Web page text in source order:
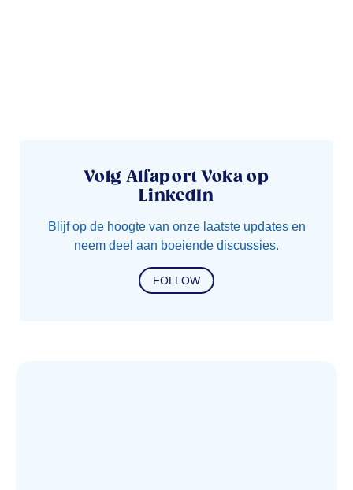
Volg Alfaport Voka op
LinkedIn
Blijf op de hoogte van onze laatste updates en
neem deel aan boeiende discussies.
FOLLOW